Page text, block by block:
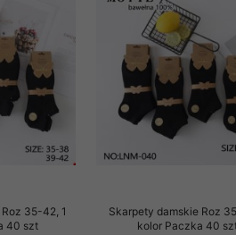
35-42, 1
40 szt
Skarpety damskie Roz
kolor Paczka 40